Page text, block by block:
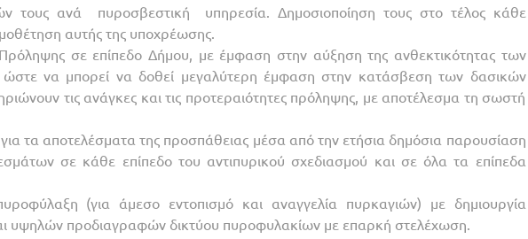
τους ανά πυροσβεστική υπηρεσία. Δημοσιοποίηση τους στο τέλος κάθε
αυτής της υποχρέωσης.
σε επίπεδο Δήμου, με έμφαση στην αύξηση της ανθεκτικότητας των
να μπορεί να δοθεί μεγαλύτερη έμφαση στην κατάσβεση των δασικών
τις ανάγκες και τις προτεραιότητες πρόληψης, με αποτέλεσμα τη σωστή
τα αποτελέσματα της προσπάθειας μέσα από την ετήσια δημόσια παρουσίαση
σε κάθε επίπεδο του αντιπυρικού σχεδιασμού και σε όλα τα επίπεδα
(για άμεσο εντοπισμό και αναγγελία πυρκαγιών) με δημιουργία
υψηλών προδιαγραφών δικτύου πυροφυλακίων με επαρκή στελέχωση.